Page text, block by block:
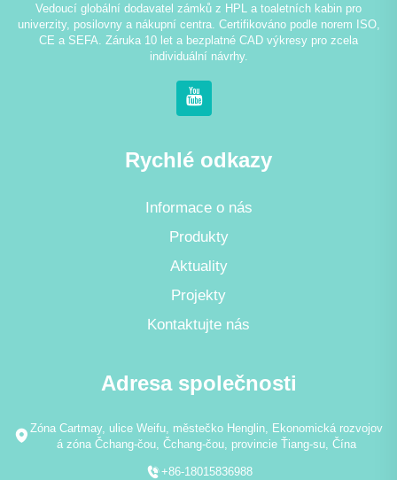
Vedoucí globální dodavatel zámků z HPL a toaletních kabin pro
univerzity, posilovny a nákupní centra. Certifikováno podle norem ISO,
CE a SEFA. Záruka 10 let a bezplatné CAD výkresy pro zcela
individuální návrhy.
Rychlé odkazy
Informace o nás
Produkty
Aktuality
Projekty
Kontaktujte nás
Adresa společnosti
Zóna Cartmay, ulice Weifu, městečko Henglin, Ekonomická rozvojov
á zóna Čchang-čou, Čchang-čou, provincie Ťiang-su, Čína
+86-18015836988